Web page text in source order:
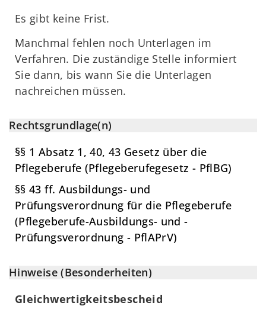
Es gibt keine Frist.
Manchmal fehlen noch Unterlagen im
Verfahren. Die zuständige Stelle informiert
Sie dann, bis wann Sie die Unterlagen
nachreichen müssen.
Rechtsgrundlage(n)
§§ 1 Absatz 1, 40, 43 Gesetz über die
Pflegeberufe (Pflegeberufegesetz - PflBG)
§§ 43 ff. Ausbildungs- und
Prüfungsverordnung für die Pflegeberufe
(Pflegeberufe-Ausbildungs- und -
Prüfungsverordnung - PflAPrV)
Hinweise (Besonderheiten)
Gleichwertigkeitsbescheid